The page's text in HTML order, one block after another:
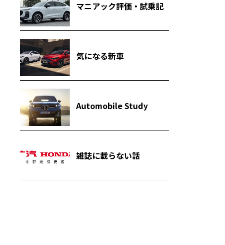
マニアック評価・試乗記
気になる新車
Automobile Study
雑誌に載らない話